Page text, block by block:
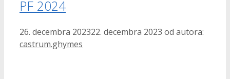
PF 2024
26. decembra 202322. decembra 2023 od autora:
castrum.ghymes